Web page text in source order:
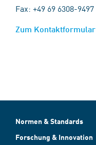
Fax: +49 69 6308-9497
Zum Kontaktformular
Normen & Standards
Forschung & Innovation